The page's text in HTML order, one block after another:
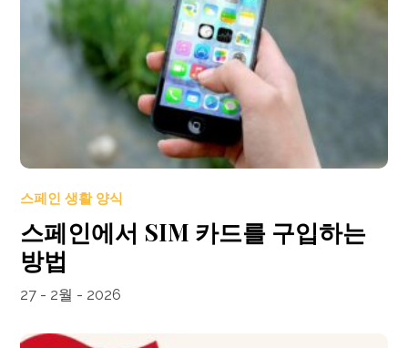
스페인 생활 양식
스페인에서 SIM 카드를 구입하는
방법
27 - 2월 - 2026